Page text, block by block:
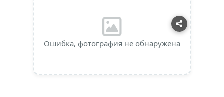
Ошибка, фотография не обнаружена